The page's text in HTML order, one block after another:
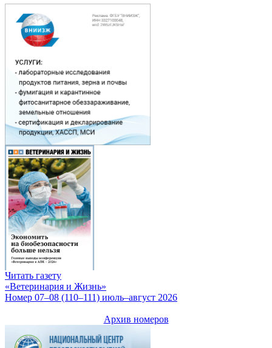
Читать газету
«Ветеринария и Жизнь»
Номер 07–08 (110–111) июль–август 2026
Архив номеров